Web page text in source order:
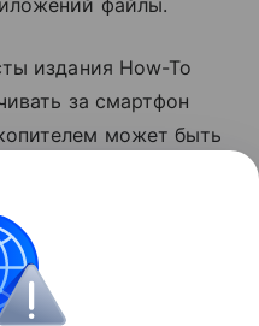
издания How-To
за смартфон
может быть
или в «облаке».